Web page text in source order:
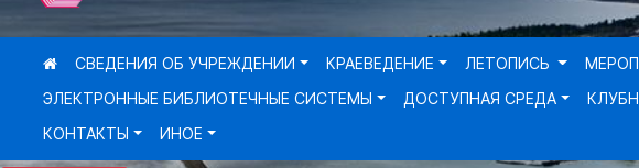
СВЕДЕНИЯ ОБ УЧРЕЖДЕНИИ КРАЕВЕДЕНИЕ ЛЕТОПИСЬ
ЭЛЕКТРОННЫЕ БИБЛИОТЕЧНЫЕ СИСТЕМЫ
ДОСТУПНАЯ СРЕДА
КОНТАКТЫ
ИНОЕ